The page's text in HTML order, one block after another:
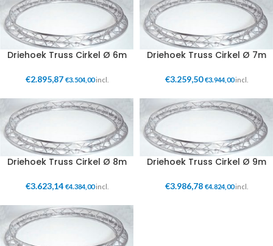
Driehoek Truss Cirkel Ø 6m
€2.895,87 €3.504,00incl.
Driehoek Truss Cirkel Ø 7m
€3.259,50 €3.944,00incl.
Driehoek Truss Cirkel Ø 8m
€3.623,14 €4.384,00incl.
Driehoek Truss Cirkel Ø 9m
€3.986,78 €4.824,00incl.